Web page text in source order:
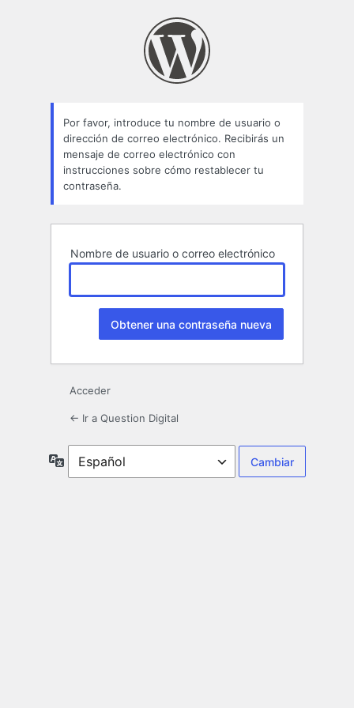
Por favor, introduce tu nombre de usuario o
dirección de correo electrónico. Recibirás un
mensaje de correo electrónico con
instrucciones sobre cómo restablecer tu
contraseña.
Nombre de usuario o correo electrónico
Acceder
← Ir a Question Digital
Idioma